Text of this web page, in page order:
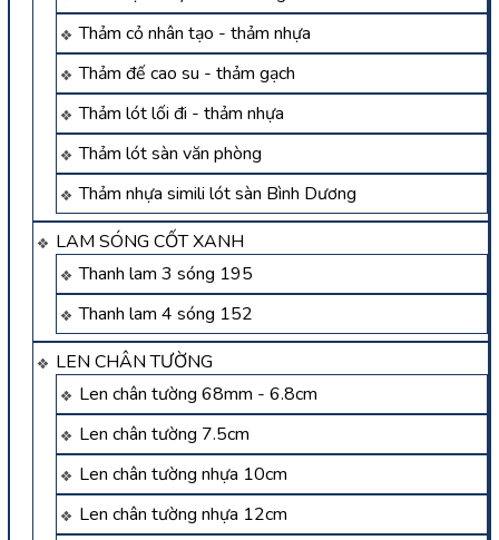
Thảm cỏ nhân tạo - thảm nhựa
Thảm đế cao su - thảm gạch
Thảm lót lối đi - thảm nhựa
Thảm lót sàn văn phòng
Thảm nhựa simili lót sàn Bình Dương
LAM SÓNG CỐT XANH
Thanh lam 3 sóng 195
Thanh lam 4 sóng 152
LEN CHÂN TƯỜNG
Len chân tường 68mm - 6.8cm
Len chân tường 7.5cm
Len chân tường nhựa 10cm
Len chân tường nhựa 12cm